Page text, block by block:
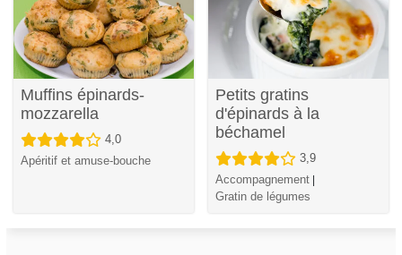
Muffins épinards-
mozzarella
4,0
Apéritif et amuse-bouche
Petits gratins
d'épinards à la
béchamel
3,9
Accompagnement
Gratin de légumes